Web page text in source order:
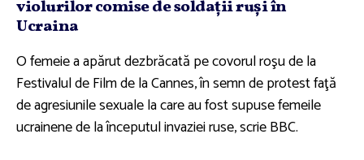
violurilor comise de soldaţii ruşi în
Ucraina
O femeie a apărut dezbrăcată pe covorul roşu de la
Festivalul de Film de la Cannes, în semn de protest faţă
de agresiunile sexuale la care au fost supuse femeile
ucrainene de la începutul invaziei ruse, scrie BBC.